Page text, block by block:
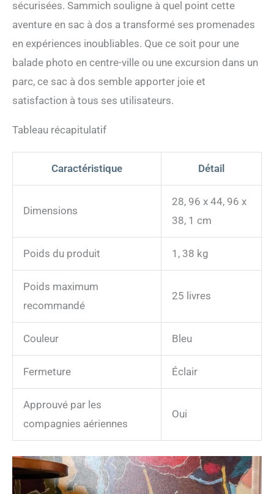
reste en sécurité à
l'intérieur. Le principal
moyen d'entrée et de sortie
pour votre animal de
compagnie est par le haut
pratique et une sécurité
accrue.
sécurisées. Sammich souligne à quel point cette
aventure en sac à dos a transformé ses promenades
en expériences inoubliables. Que ce soit pour une
balade photo en centre-ville ou une excursion dans un
parc, ce sac à dos semble apporter joie et
satisfaction à tous ses utilisateurs.
Tableau récapitulatif
Caractéristique Détail
Dimensions
28, 96 x 44, 96 x
38, 1 cm
Poids du produit 1, 38 kg
Poids maximum
recommandé
25 livres
Couleur Bleu
Fermeture Éclair
Approuvé par les
compagnies aériennes
Oui